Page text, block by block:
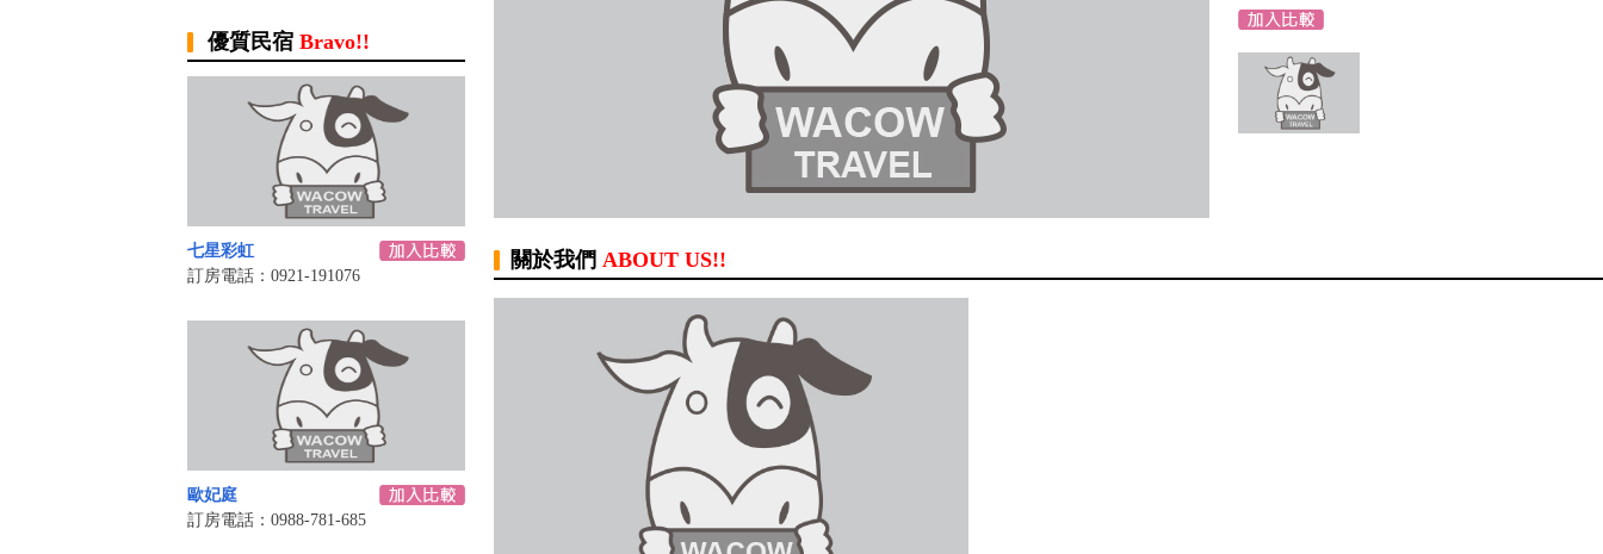
優質民宿 Bravo!!
七星彩虹
訂房電話：0921-191076
歐妃庭
訂房電話：0988-781-685
關於我們 ABOUT US!!